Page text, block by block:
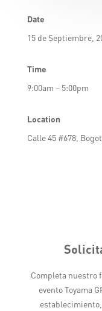
Date
15 de Septiembre,
Time
9:00am – 5:00pm
Location
Calle 45 #678,
Completa nuestro
evento Toyama